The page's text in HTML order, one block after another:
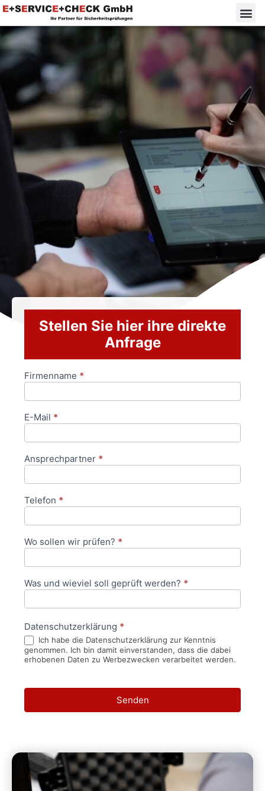
Stellen Sie hier ihre direkte
Anfrage
Anfrageformular
Firmenname *
E-Mail *
Ansprechpartner *
Telefon *
Wo sollen wir prüfen? *
Was und wieviel soll geprüft werden? *
Datenschutzerklärung *
Ich habe die Datenschutzerklärung zur Kenntnis
genommen. Ich bin damit einverstanden, dass die dabei
erhobenen Daten zu Werbezwecken verarbeitet werden.
Senden